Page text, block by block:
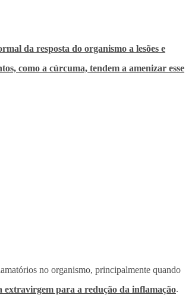
da resposta do organismo a lesões e
como a cúrcuma, tendem a amenizar esse
no organismo, principalmente quando
extravirgem para a redução da inflamação.